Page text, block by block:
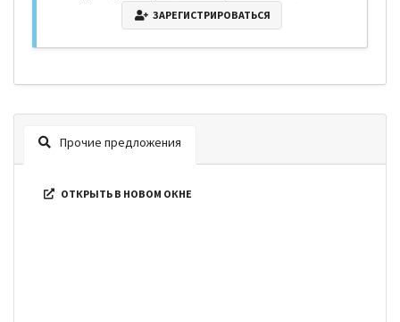
ЗАРЕГИСТРИРОВАТЬСЯ
Прочие предложения
ОТКРЫТЬ В НОВОМ ОКНЕ